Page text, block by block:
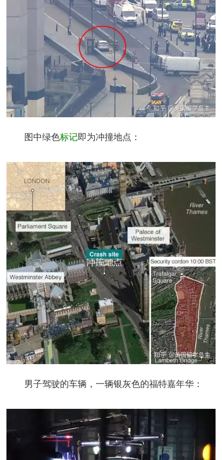
图中绿色标记即为冲撞地点：
男子驾驶的车辆，一辆银灰色的福特嘉年华：